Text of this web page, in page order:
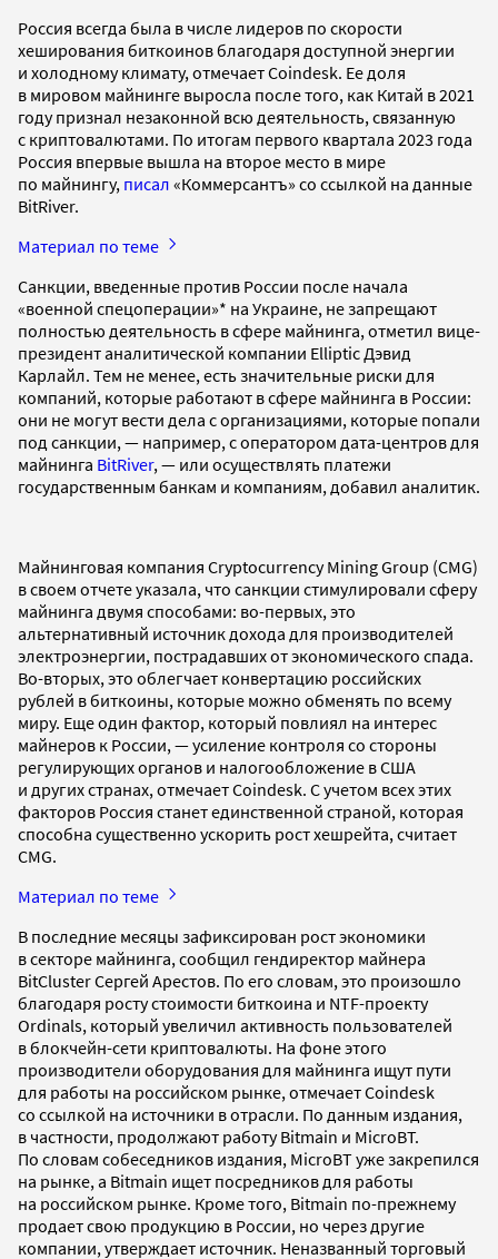
Россия всегда была в числе лидеров по скорости
хеширования биткоинов благодаря доступной энергии
и холодному климату, отмечает Coindesk. Ее доля
в мировом майнинге выросла после того, как Китай в 2021
году признал незаконной всю деятельность, связанную
с криптовалютами. По итогам первого квартала 2023 года
Россия впервые вышла на второе место в мире
по майнингу, писал «Коммерсантъ» со ссылкой на данные
BitRiver.
Материал по теме
Санкции, введенные против России после начала
«военной спецоперации»* на Украине, не запрещают
полностью деятельность в сфере майнинга, отметил вице-
президент аналитической компании Elliptic Дэвид
Карлайл. Тем не менее, есть значительные риски для
компаний, которые работают в сфере майнинга в России:
они не могут вести дела с организациями, которые попали
под санкции, — например, с оператором дата-центров для
майнинга BitRiver, — или осуществлять платежи
государственным банкам и компаниям, добавил аналитик.
Майнинговая компания Cryptocurrency Mining Group (CMG)
в своем отчете указала, что санкции стимулировали сферу
майнинга двумя способами: во-первых, это
альтернативный источник дохода для производителей
электроэнергии, пострадавших от экономического спада.
Во-вторых, это облегчает конвертацию российских
рублей в биткоины, которые можно обменять по всему
миру. Еще один фактор, который повлиял на интерес
майнеров к России, — усиление контроля со стороны
регулирующих органов и налогообложение в США
и других странах, отмечает Coindesk. С учетом всех этих
факторов Россия станет единственной страной, которая
способна существенно ускорить рост хешрейта, считает
CMG.
Материал по теме
В последние месяцы зафиксирован рост экономики
в секторе майнинга, сообщил гендиректор майнера
BitCluster Сергей Арестов. По его словам, это произошло
благодаря росту стоимости биткоина и NTF-проекту
Ordinals, который увеличил активность пользователей
в блокчейн-сети криптовалюты. На фоне этого
производители оборудования для майнинга ищут пути
для работы на российском рынке, отмечает Coindesk
со ссылкой на источники в отрасли. По данным издания,
в частности, продолжают работу Bitmain и MicroBT.
По словам собеседников издания, MicroBT уже закрепился
на рынке, а Bitmain ищет посредников для работы
на российском рынке. Кроме того, Bitmain по-прежнему
продает свою продукцию в России, но через другие
компании, утверждает источник. Неназванный торговый